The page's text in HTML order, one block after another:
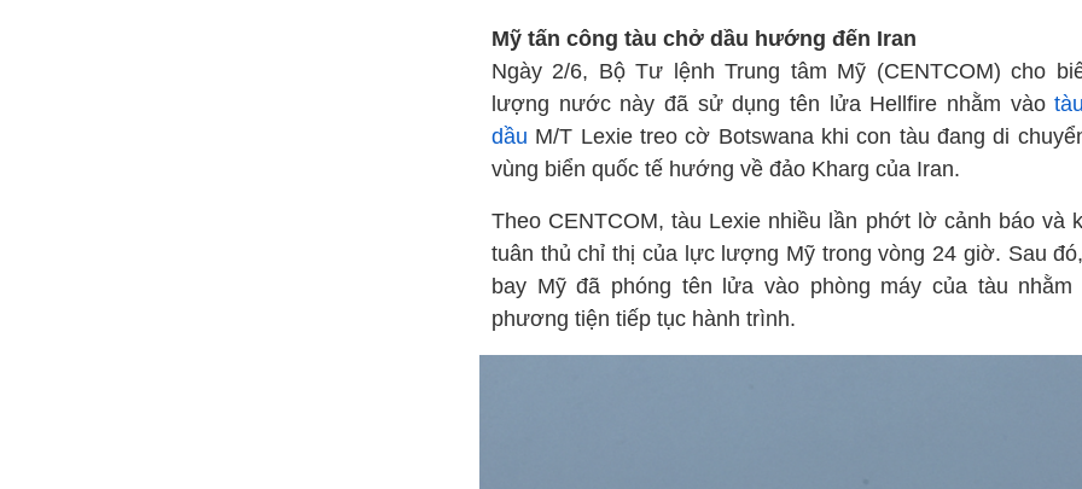
Mỹ tấn công tàu chở dầu hướng đến Iran
Ngày 2/6, Bộ Tư lệnh Trung tâm Mỹ (CENTCOM) cho
lượng nước này đã sử dụng tên lửa Hellfire nhằm vào
dầu M/T Lexie treo cờ Botswana khi con tàu đang di
vùng biển quốc tế hướng về đảo Kharg của Iran.
Theo CENTCOM, tàu Lexie nhiều lần phớt lờ cảnh báo và
tuân thủ chỉ thị của lực lượng Mỹ trong vòng 24 giờ. Sau
bay Mỹ đã phóng tên lửa vào phòng máy của tàu nhằm
phương tiện tiếp tục hành trình.